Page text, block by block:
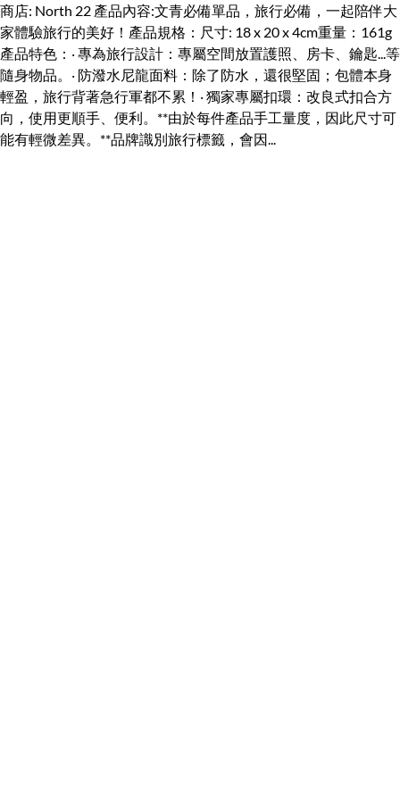
商店: North 22 產品內容:文青必備單品，旅行必備，一起陪伴大
家體驗旅行的美好！產品規格：尺寸: 18 x 20 x 4cm重量：161g
產品特色：‧ 專為旅行設計：專屬空間放置護照、房卡、鑰匙...等
隨身物品。‧ 防潑水尼龍面料：除了防水，還很堅固；包體本身
輕盈，旅行背著急行軍都不累！‧ 獨家專屬扣環：改良式扣合方
向，使用更順手、便利。**由於每件產品手工量度，因此尺寸可
能有輕微差異。**品牌識別旅行標籤，會因...